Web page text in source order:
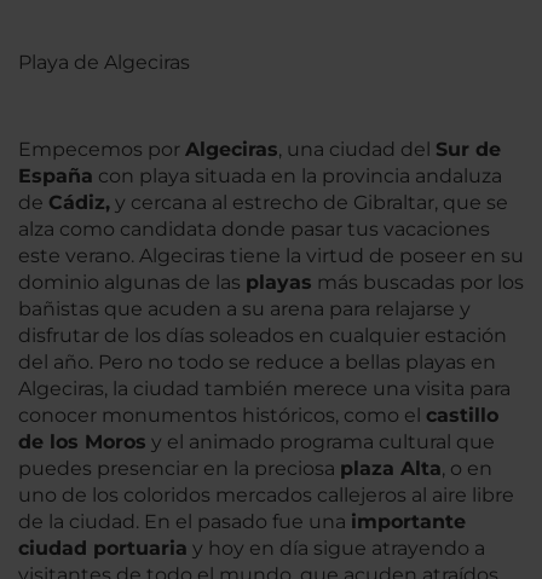
Playa de Algeciras
Empecemos por Algeciras, una ciudad del Sur de
España con playa situada en la provincia andaluza
de Cádiz, y cercana al estrecho de Gibraltar, que se
alza como candidata donde pasar tus vacaciones
este verano. Algeciras tiene la virtud de poseer en su
dominio algunas de las playas más buscadas por los
bañistas que acuden a su arena para relajarse y
disfrutar de los días soleados en cualquier estación
del año. Pero no todo se reduce a bellas playas en
Algeciras, la ciudad también merece una visita para
conocer monumentos históricos, como el castillo
de los Moros y el animado programa cultural que
puedes presenciar en la preciosa plaza Alta, o en
uno de los coloridos mercados callejeros al aire libre
de la ciudad. En el pasado fue una importante
ciudad portuaria y hoy en día sigue atrayendo a